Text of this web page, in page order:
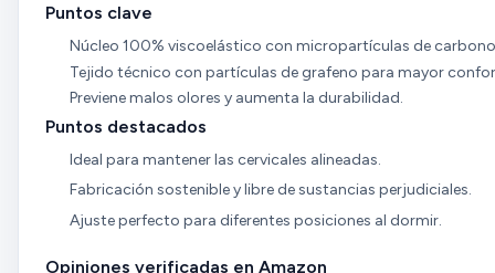
Puntos clave
Núcleo 100% viscoelástico con micropartículas de
Tejido técnico con partículas de grafeno para mayor
Previene malos olores y aumenta la durabilidad.
Puntos destacados
Ideal para mantener las cervicales alineadas.
Fabricación sostenible y libre de sustancias perjudiciales.
Ajuste perfecto para diferentes posiciones al dormir.
Opiniones verificadas en Amazon